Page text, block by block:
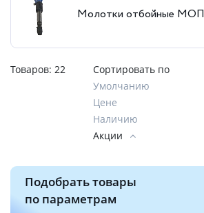
Молотки отбойные МОП
Товаров: 22
Сортировать по
Умолчанию
Цене
Наличию
Акции
Подобрать товары
по параметрам